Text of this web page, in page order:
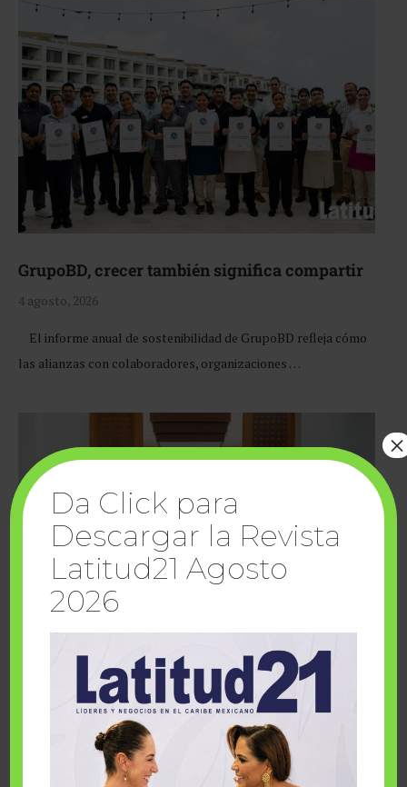
GrupoBD, crecer también significa compartir
4 agosto, 2026
El informe anual de sostenibilidad de GrupoBD refleja cómo
las alianzas con colaboradores, organizaciones …
Cuando la solidaridad inspira; cumplen
sueños Fairmont Mayakoba y Make-A-Wish
Da Click para
Descargar la Revista
Latitud21 Agosto
2026
×